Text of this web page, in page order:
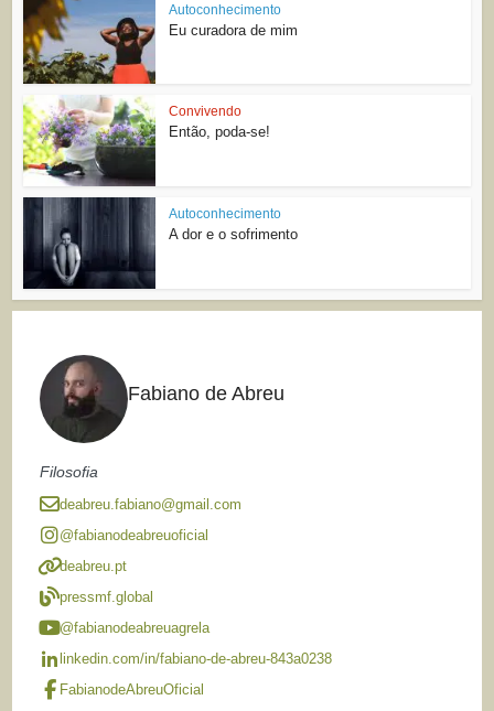
Autoconhecimento
Eu curadora de mim
Convivendo
Então, poda-se!
Autoconhecimento
A dor e o sofrimento
Fabiano de Abreu
Filosofia
deabreu.fabiano@gmail.com
@fabianodeabreuoficial
deabreu.pt
pressmf.global
@fabianodeabreuagrela
linkedin.com/in/fabiano-de-abreu-843a0238
FabianodeAbreuOficial